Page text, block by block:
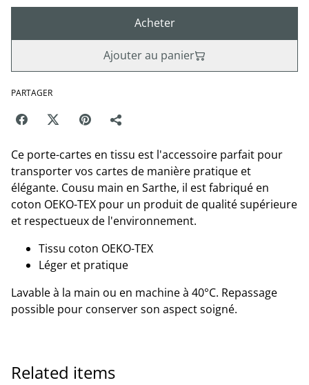
Acheter
Ajouter au panier
PARTAGER
Ce porte-cartes en tissu est l'accessoire parfait pour
transporter vos cartes de manière pratique et
élégante. Cousu main en Sarthe, il est fabriqué en
coton OEKO-TEX pour un produit de qualité supérieure
et respectueux de l'environnement.
Tissu coton OEKO-TEX
Léger et pratique
Lavable à la main ou en machine à 40°C. Repassage
possible pour conserver son aspect soigné.
Related items